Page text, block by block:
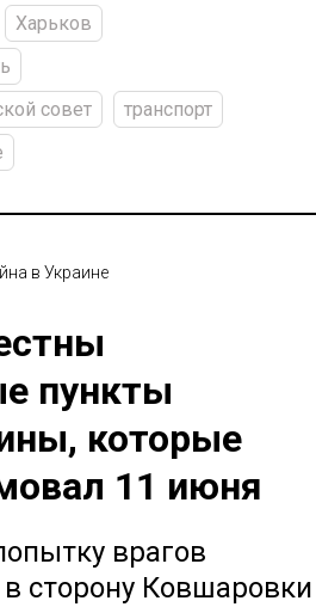
Харьков
совет
транспорт
в Украине
пункты
которые
11 июня
врагов
сторону Ковшаровки